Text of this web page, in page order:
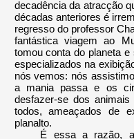
decadência da atracção
décadas anteriores é
regresso do professor
fantástica viagem ao
tomou conta do planeta
especializados na
nós vemos: nós
a mania passa e os
desfazer-se dos
todos, ameaçados de
planalto.
É essa a razão,